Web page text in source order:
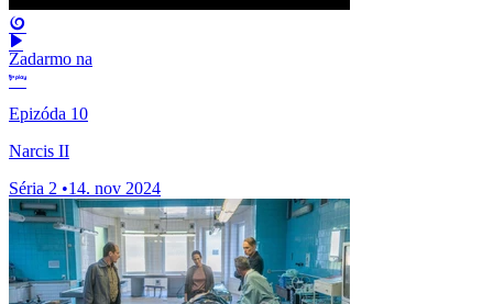
Zadarmo na
Epizóda 10
Narcis II
Séria 2 •14. nov 2024